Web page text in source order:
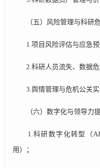
（五）风险管理与科研
1.项目风险评估与应急预
2.科研人员流失、数据危
3.舆情管理与危机公关实
（六）数字化与领导力
1.科研数字化转型（AI
用）；